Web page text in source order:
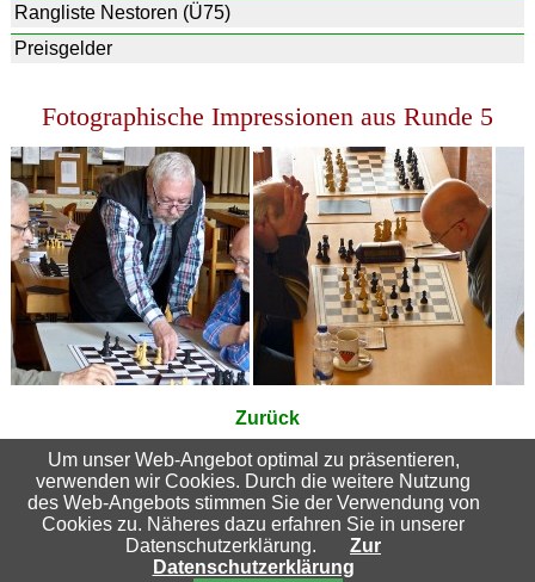
Rangliste Nestoren (Ü75)
Preisgelder
Fotographische Impressionen aus Runde 5
Zurück
Suchbegriffe
Um unser Web-Angebot optimal zu präsentieren,
verwenden wir Cookies. Durch die weitere Nutzung
des Web-Angebots stimmen Sie der Verwendung von
Cookies zu. Näheres dazu erfahren Sie in unserer
Datenschutzerklärung.
Zur
Datenschutzerklärung